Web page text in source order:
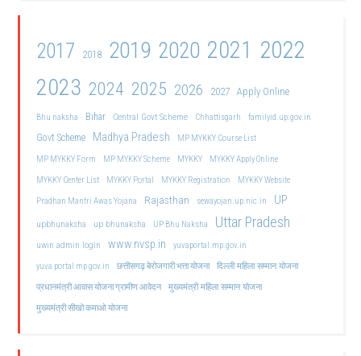
2017 2018 2019 2020 2021 2022
2023 2024 2025 2026 2027 Apply Online
Bhu naksha Bihar Central Govt Scheme Chhattisgarh familyid.up.gov.in
Govt Scheme Madhya Pradesh
MP MYKKY Course List
MP MYKKY Form
MP MYKKY Scheme MYKKY
MYKKY Apply Online
MYKKY Center List
MYKKY Portal MYKKY Registration
MYKKY Website
Pradhan Mantri Awas Yojana
Rajasthan sewayojan.up.nic.in UP
upbhunaksha up bhunaksha UP Bhu Naksha Uttar Pradesh
uwin admin login www.nvsp.in
yuvaportal.mp.gov.in
yuva portal mp gov.in
छत्तीसगढ़ बेरोजगारी भत्ता योजना दिल्ली महिला सम्मान योजना
प्रधानमंत्री आवास योजना ग्रामीण आवेदन मुख्यमंत्री महिला सम्मान योजना
मुख्यमंत्री सीखो कमाओ योजना